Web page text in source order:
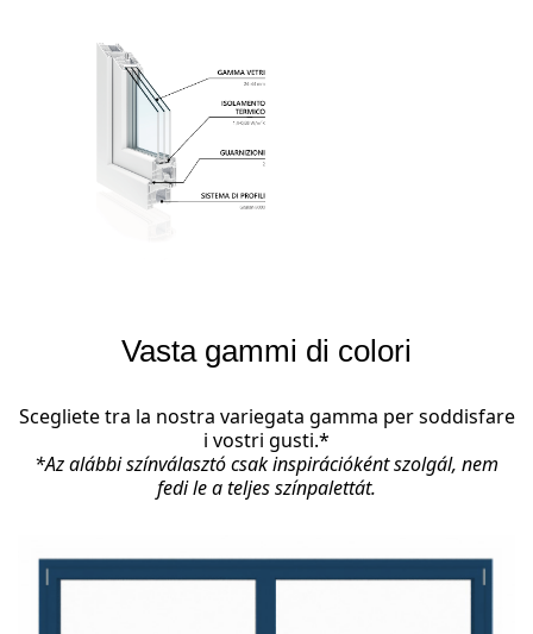
Vasta gammi di colori
Scegliete tra la nostra variegata gamma per soddisfare
i vostri gusti.*
*Az alábbi színválasztó csak inspirációként szolgál, nem
fedi le a teljes színpalettát.